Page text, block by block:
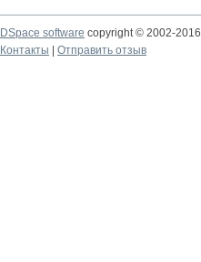
DSpace software copyright © 2002-2016
Контакты
Отправить отзыв